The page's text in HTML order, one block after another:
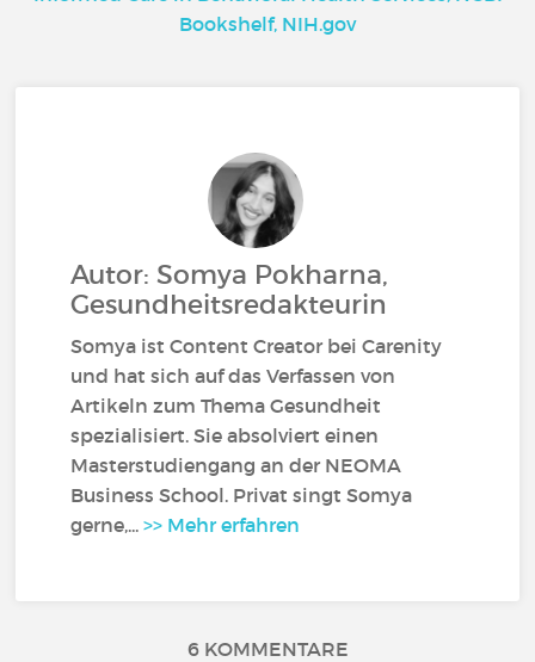
Bookshelf, NIH.gov
Autor: Somya Pokharna,
Gesundheitsredakteurin
Somya ist Content Creator bei Carenity
und hat sich auf das Verfassen von
Artikeln zum Thema Gesundheit
spezialisiert. Sie absolviert einen
Masterstudiengang an der NEOMA
Business School. Privat singt Somya
gerne,...>> Mehr erfahren
6 KOMMENTARE